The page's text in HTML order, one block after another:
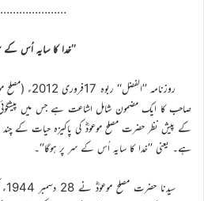
’’خدا کا سایہ اُس کے
روزنامہ
صاحب کا ایک مضمون شامل اشاعت ہے جس میں پیشگوئی
کے پیش نظر حضرت مصلح موعودؓ کی پاکیزہ حیات کے
ہے۔ یعنی ’’خدا کا سایہ اُس کے سر پر ہوگا‘‘۔